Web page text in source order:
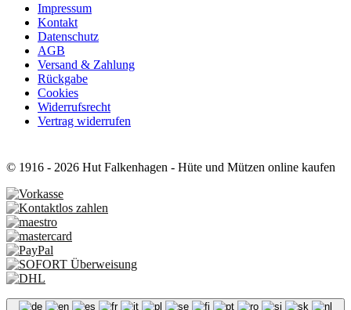
Impressum
Kontakt
Datenschutz
AGB
Versand & Zahlung
Rückgabe
Cookies
Widerrufsrecht
Vertrag widerrufen
© 1916 - 2026 Hut Falkenhagen - Hüte und Mützen online kaufen